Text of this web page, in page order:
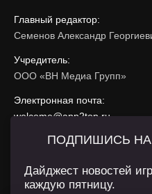
Главный редактор:
Семенов Александр
Учредитель:
ООО «ВН Медиа Групп»
Электронная почта:
welcome@app2top.ru
При использовании материалов
Сайт использует IP адреса,
ПОДПИШИСЬ
Дайджест новостей
каждую пятницу.